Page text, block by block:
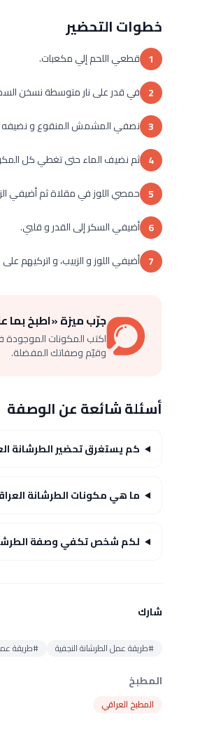
خطوات التحضير
1 قطعي اللحم إلي مكعبات.
2 في قدر على نار متوسطة نسخن
3 نصفي المشمش المنقوع و نضيفه إلى
4 ثم نضيف الماء حتى تغطي كل
5 حمصي اللوز في مقلاة ثم أضيفي
6 أضيفي السكر إلى القدر و قلبي.
7 أضيفي اللوز و الزبيب، و اتركيهم على النار
جرّب ميزة «اطبخ بما
اكتب المكونات
وقيّم وصفاتك المفضلة.
أسئلة شائعة عن الوصفة
كم يستغرق تحضير الطرشانة
ما هي مكونات الطرشانة
لكم شخص تكفي وصفة
شارك
#طريقة عمل الطرشانة النجفية #طريقة
المطبخ
المطبخ العراقي